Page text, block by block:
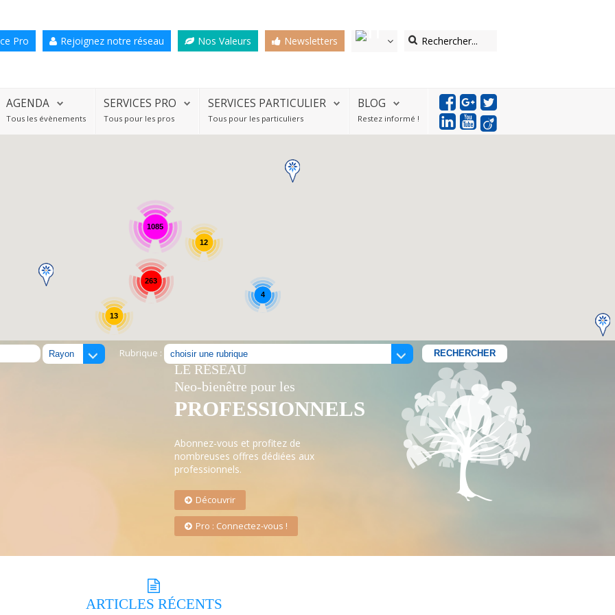
Pro Rejoignez notre réseau Nos Valeurs Newsletters
AGENDA
Tous les évènements
SERVICES PRO
Tous pour les pros
SERVICES PARTICULIER
Tous pour les particuliers
BLOG
Restez informé !
1085
13
263
4
12
Rubrique :
LE RÉSEAU
Neo-bienêtre pour les
PROFESSIONNELS
Abonnez-vous et profitez de
nombreuses offres dédiées aux
professionnels.
Découvrir
Pro : Connectez-vous !
ARTICLES RÉCENTS